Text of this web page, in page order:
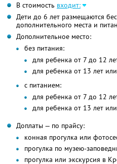
В стоимость входит:
Дети до 6 лет размещаются
дополнительного места и
Дополнительное место:
без питания:
для ребенка от 7 до 12
для ребенка от 13 лет
с питанием:
для ребенка от 7 до 12
для ребенка от 13 лет
Доплаты — по прайсу:
конная прогулка или
прогулка по музею-
прогулка или экскурсия в